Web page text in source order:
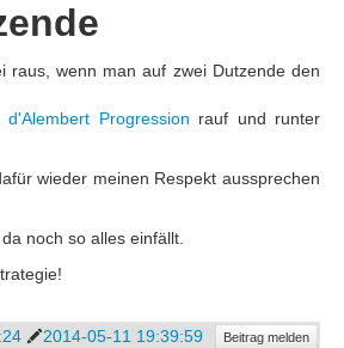
raus, wenn man auf zwei Dutzende den
d'Alembert Progression rauf und runter
wieder meinen Respekt aussprechen
noch so alles einfällt.
2014-05-11 19:39:59 Beitrag melden